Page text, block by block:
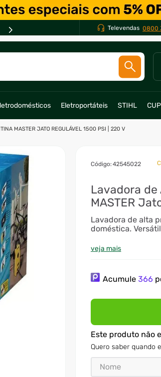
PARCELE EM
Televendas 0800
Eletroportáteis STIHL
MASTER JATO REGULÁVEL 1500 PSI | 220 V
:42545022
Lavadora de
MASTER
Lavadora de alta
doméstica.
veja mais
Acumule366
Este produto não
Quero saber quando